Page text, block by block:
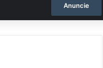
Anuncie